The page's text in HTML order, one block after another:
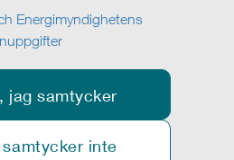
Energimyndighetens
jag samtycker
inte